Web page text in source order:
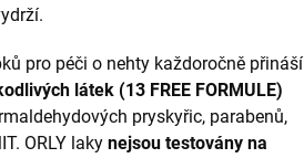
pro péči o nehty každoročně přináší
látek (13 FREE FORMULE)
pryskyřic, parabenů,
ORLY laky nejsou testovány na